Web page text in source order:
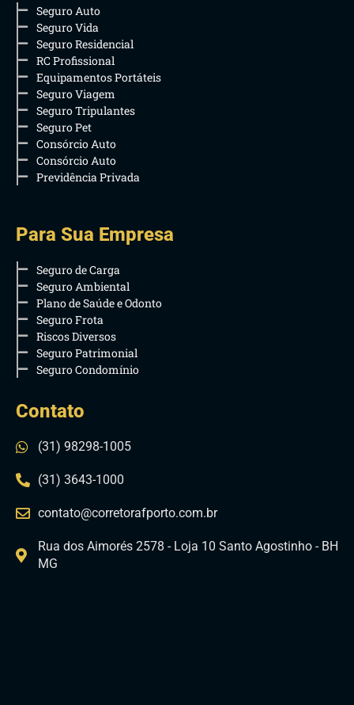
Seguro Auto
Seguro Vida
Seguro Residencial
RC Profissional
Equipamentos Portáteis
Seguro Viagem
Seguro Tripulantes
Seguro Pet
Consórcio Auto
Consórcio Auto
Previdência Privada
Para Sua Empresa
Seguro de Carga
Seguro Ambiental
Plano de Saúde e Odonto
Seguro Frota
Riscos Diversos
Seguro Patrimonial
Seguro Condomínio
Contato
(31) 98298-1005
(31) 3643-1000
contato@corretorafporto.com.br
Rua dos Aimorés 2578 - Loja 10 Santo Agostinho - BH
MG